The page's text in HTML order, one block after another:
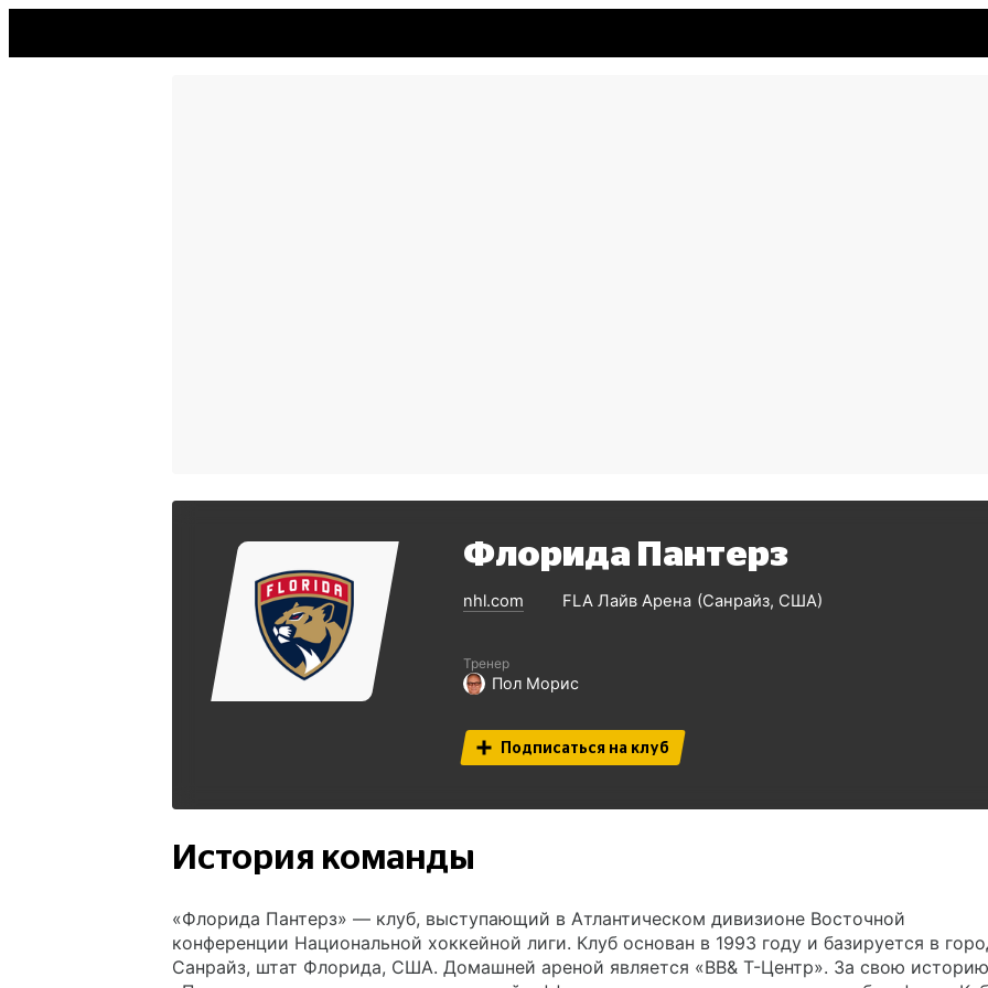
Флорида Пантерз
nhl.com FLA Лайв Арена Санрайз США
Тренер
Пол Морис
Подписаться на клуб
История команды
«Флорида Пантерз» — клуб, выступающий в Атлантическом дивизионе Восточной
конференции Национальной хоккейной лиги. Клуб основан в 1993 году и базируется в
Санрайз, штат Флорида, США. Домашней ареной является «BB& T-Центр». За свою историю